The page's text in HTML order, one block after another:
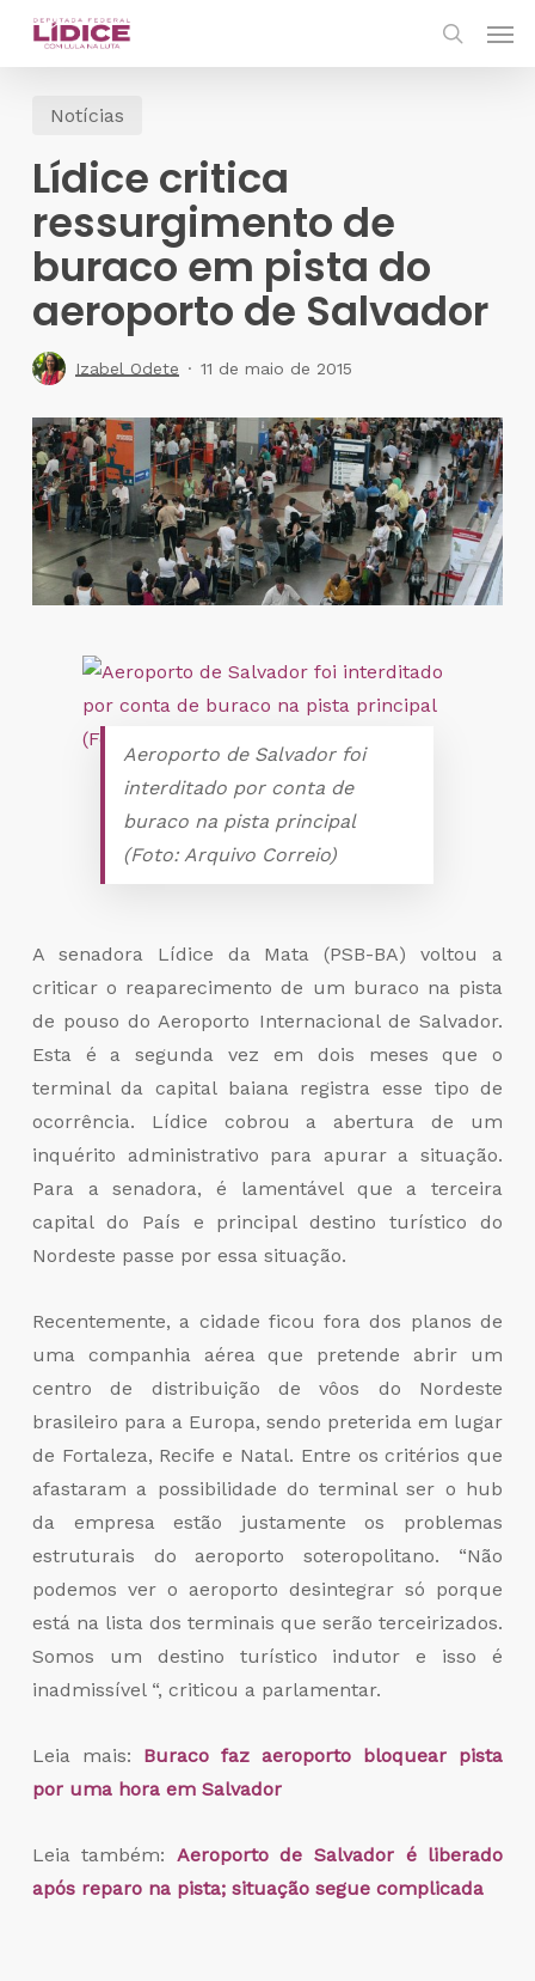
Skip
contentNotícias
Lídice critica
ressurgimento de
buraco em pista do
aeroporto de Salvador
Izabel Odete 11 de maio de 2015
Aeroporto de Salvador foi
interditado por conta de
buraco na pista principal
(Foto: Arquivo Correio)
A senadora Lídice da Mata (PSB-BA) voltou a
criticar o reaparecimento de um buraco na pista
de pouso do Aeroporto Internacional de Salvador.
Esta é a segunda vez em dois meses que o
terminal da capital baiana registra esse tipo de
ocorrência. Lídice cobrou a abertura de um
inquérito administrativo para apurar a situação.
Para a senadora, é lamentável que a terceira
capital do País e principal destino turístico do
Nordeste passe por essa situação.
Recentemente, a cidade ficou fora dos planos de
uma companhia aérea que pretende abrir um
centro de distribuição de vôos do Nordeste
brasileiro para a Europa, sendo preterida em lugar
de Fortaleza, Recife e Natal. Entre os critérios que
afastaram a possibilidade do terminal ser o hub
da empresa estão justamente os problemas
estruturais do aeroporto soteropolitano. “Não
podemos ver o aeroporto desintegrar só porque
está na lista dos terminais que serão terceirizados.
Somos um destino turístico indutor e isso é
inadmissível “, criticou a parlamentar.
Leia mais: Buraco faz aeroporto bloquear pista
por uma hora em Salvador
Leia também: Aeroporto de Salvador é liberado
após reparo na pista; situação segue complicada